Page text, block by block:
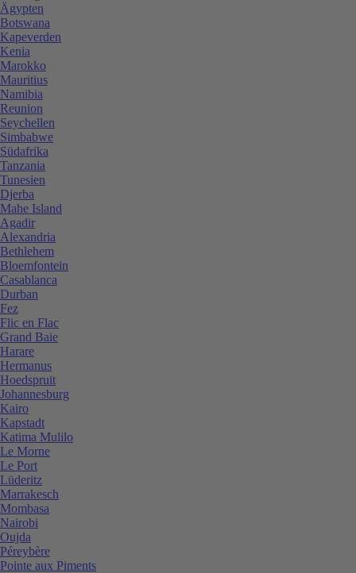
Ägypten
Botswana
Kapeverden
Kenia
Marokko
Mauritius
Namibia
Reunion
Seychellen
Simbabwe
Südafrika
Tanzania
Tunesien
Djerba
Mahe Island
Agadir
Alexandria
Bethlehem
Bloemfontein
Casablanca
Durban
Fez
Flic en Flac
Grand Baie
Harare
Hermanus
Hoedspruit
Johannesburg
Kairo
Kapstadt
Katima Mulilo
Le Morne
Le Port
Lüderitz
Marrakesch
Mombasa
Nairobi
Oujda
Péreybère
Pointe aux Piments